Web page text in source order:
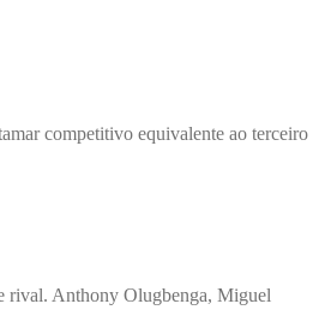
competitivo equivalente ao terceiro
rival. Anthony Olugbenga, Miguel